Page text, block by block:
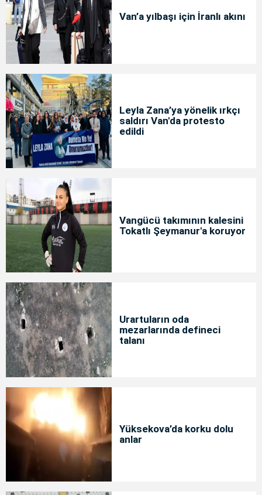
Van’a yılbaşı için İranlı akını
Leyla Zana’ya yönelik ırkçı
saldırı Van'da protesto
edildi
Vangücü takımının kalesini
Tokatlı Şeymanur'a koruyor
Urartuların oda
mezarlarında defineci
talanı
Yüksekova’da korku dolu
anlar